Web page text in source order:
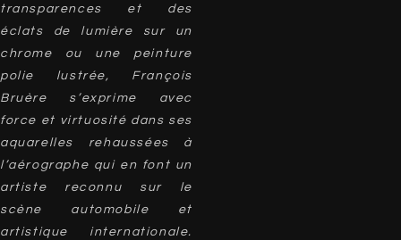
transparences et des
éclats de lumière sur un
chrome ou une peinture
polie lustrée, François
Bruère s’exprime avec
force et virtuosité dans ses
aquarelles rehaussées à
l’aérographe qui en font un
artiste reconnu sur le
scène automobile et
artistique internationale.